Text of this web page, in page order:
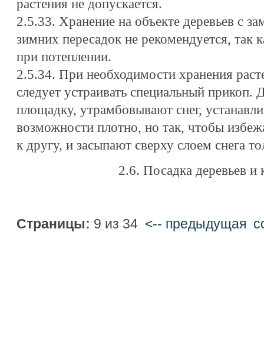
растения не допускается.
2.5.33. Хранение на объекте деревьев с
зимних пересадок не рекомендуется, так
при потеплении.
2.5.34. При необходимости хранения
следует устраивать специальный
площадку, утрамбовывают снег,
возможности плотно, но так, чтобы
к другу, и засыпают сверху слоем снега
2.6. Посадка деревьев и
Страницы: 9 из 34 <-- предыдущая